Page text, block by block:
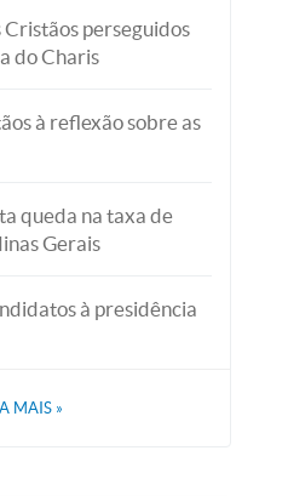
perseguidos
do Charis
à reflexão sobre as
queda na taxa de
Gerais
à presidência
MAIS »